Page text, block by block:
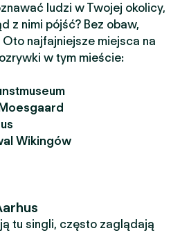
ludzi w Twojej okolicy,
z nimi pójść? Bez obaw,
najfajniejsze miejsca na
w tym mieście:
Wikingów
tu singli, często zaglądają